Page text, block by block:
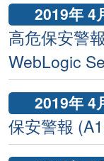
2019年 4
高危保安警
WebLogic
2019年 4
保安警報